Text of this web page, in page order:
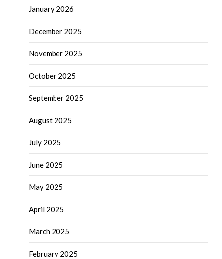
January 2026
December 2025
November 2025
October 2025
September 2025
August 2025
July 2025
June 2025
May 2025
April 2025
March 2025
February 2025